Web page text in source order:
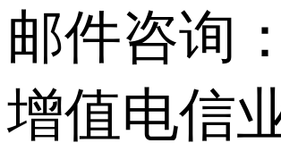
邮件咨询：
增值电信